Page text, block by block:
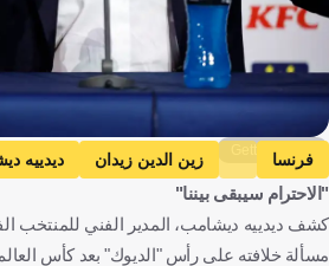
Getty Images
فرنسا زين الدين زيدان ديدييه
فرنسا
كرة قدم
"الاحترام سيبقى بيننا"
كشف ديدييه ديشامب، المدير الفني للمنتخب